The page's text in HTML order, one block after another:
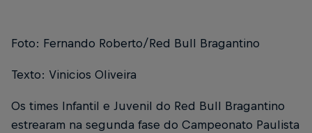
Foto: Fernando Roberto/Red Bull Bragantino
Texto: Vinicios Oliveira
Os times Infantil e Juvenil do Red Bull Bragantino
estrearam na segunda fase do Campeonato Paulista